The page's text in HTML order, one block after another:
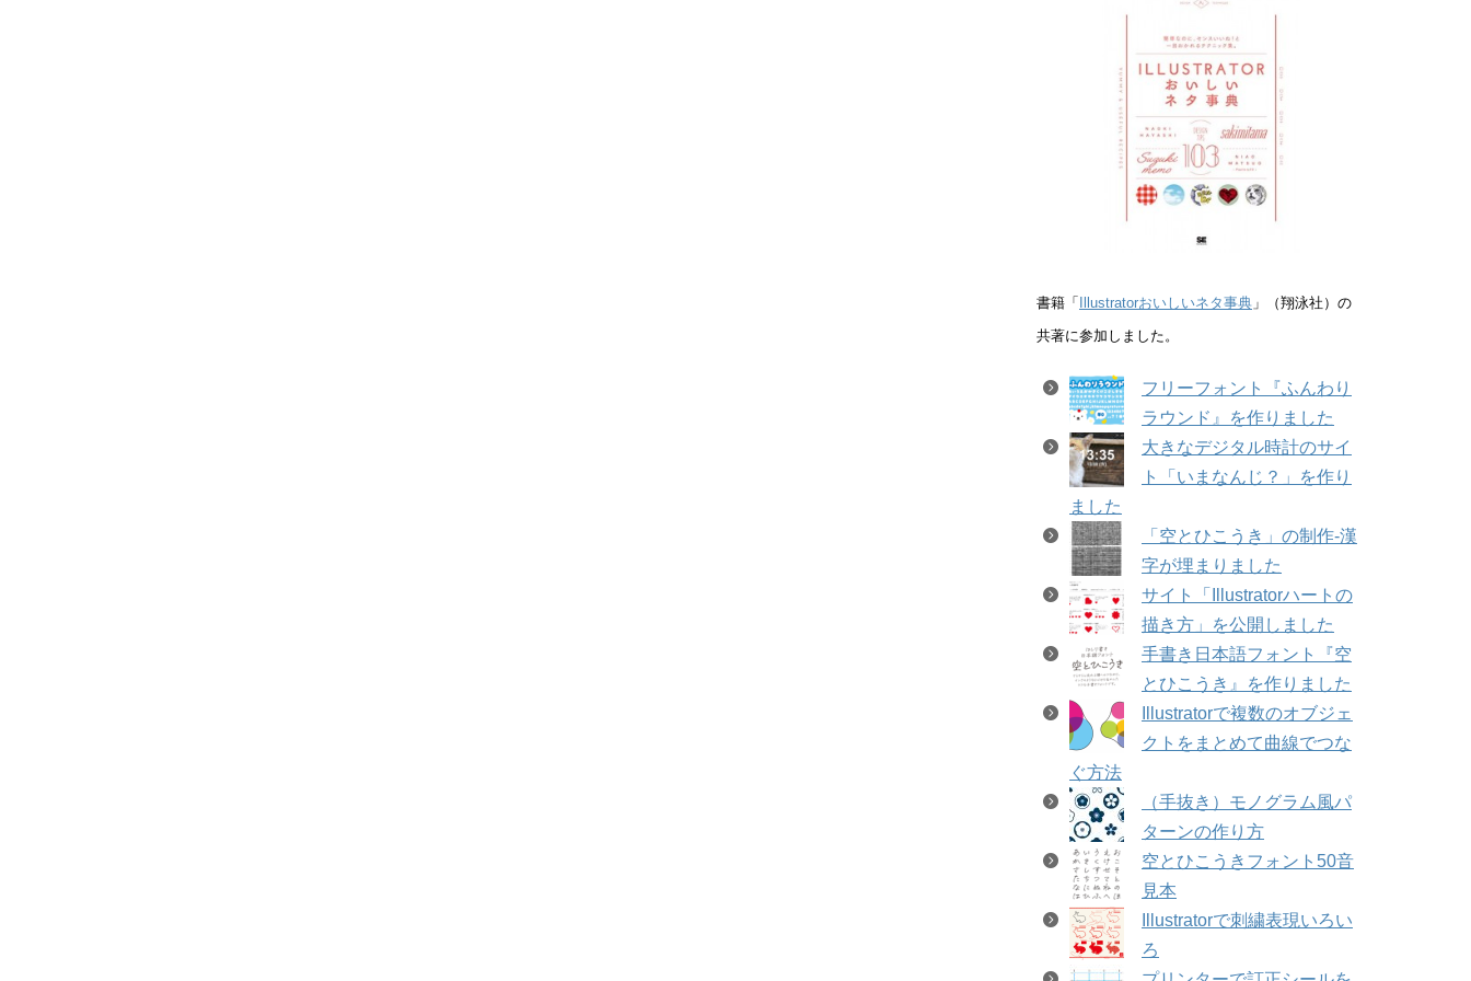
書籍「 Illustratorおいしいネタ事典 」（翔泳社）の
共著に参加しました。
フリーフォント『ふんわり
ラウンド』を作りました
大きなデジタル時計のサイ
ト「いまなんじ？」を作り
ました
「空とひこうき」の制作-漢
字が埋まりました
サイト「Illustratorハートの
描き方」を公開しました
手書き日本語フォント『空
とひこうき』を作りました
Illustratorで複数のオブジェ
クトをまとめて曲線でつな
ぐ方法
（手抜き）モノグラム風パ
ターンの作り方
空とひこうきフォント50音
見本
Illustratorで刺繍表現いろい
ろ